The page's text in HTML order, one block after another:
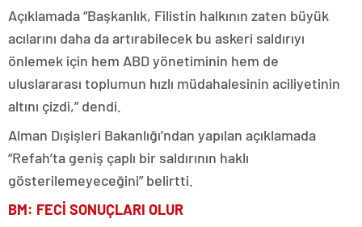
Açıklamada “Başkanlık, Filistin halkının zaten büyük
acılarını daha da artırabilecek bu askeri saldırıyı
önlemek için hem ABD yönetiminin hem de
uluslararası toplumun hızlı müdahalesinin aciliyetinin
altını çizdi,” dendi.
Alman Dışişleri Bakanlığı’ndan yapılan açıklamada
“Refah’ta geniş çaplı bir saldırının haklı
gösterilemeyeceğini” belirtti.
BM: FECİ SONUÇLARI OLUR